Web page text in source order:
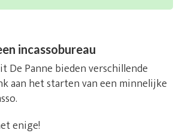
incassobureau
De Panne bieden verschillende
aan het starten van een minnelijke
enige!